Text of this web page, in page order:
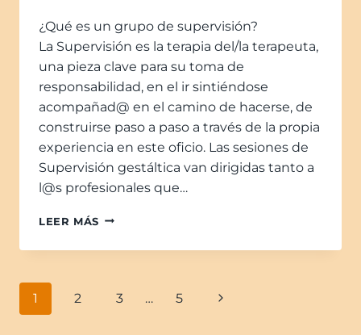
¿Qué es un grupo de supervisión?
La Supervisión es la terapia del/la terapeuta,
una pieza clave para su toma de
responsabilidad, en el ir sintiéndose
acompañad@ en el camino de hacerse, de
construirse paso a paso a través de la propia
experiencia en este oficio. Las sesiones de
Supervisión gestáltica van dirigidas tanto a
l@s profesionales que…
LEER MÁS
1 2 3 … 5